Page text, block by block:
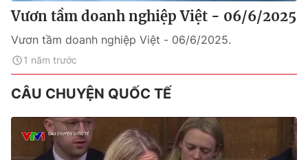
Vươn tầm doanh nghiệp Việt - 06/6/2025
Vươn tầm doanh nghiệp Việt - 06/6/2025.
1 năm trước
CÂU CHUYỆN QUỐC TẾ